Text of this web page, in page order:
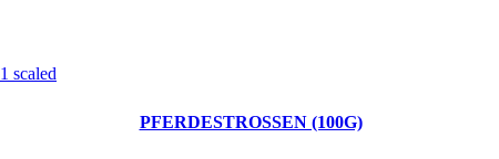
PFERDESTROSSEN (100G)